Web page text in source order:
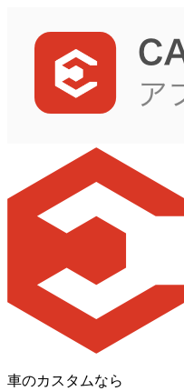
車のカスタムなら